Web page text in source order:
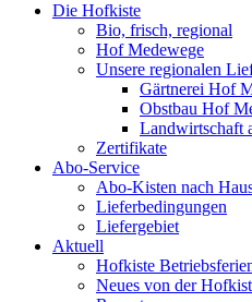
Die Hofkiste
Bio, frisch, regional
Hof Medewege
Unsere regionalen
Gärtnerei Hof
Obstbau Hof
Landwirtschaft
Zertifikate
Abo-Service
Abo-Kisten nach
Lieferbedingungen
Liefergebiet
Aktuell
Hofkiste
Neues von der